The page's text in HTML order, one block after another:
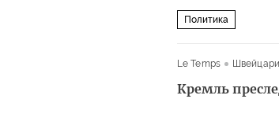
Политика
Le Temps
Кремль